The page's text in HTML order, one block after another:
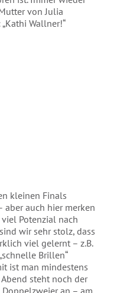
von Julia
Wallner!“
kleinen Finals
aber auch hier merken
Potenzial nach
wir sehr stolz, dass
viel gelernt – z.B.
Brillen“
ist man mindestens
steht noch der